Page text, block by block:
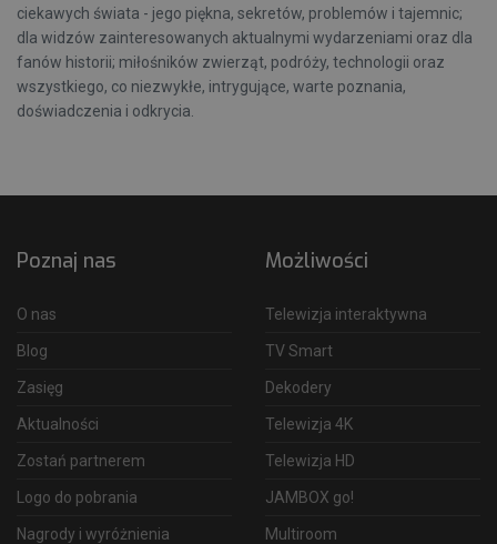
ciekawych świata - jego piękna, sekretów, problemów i tajemnic;
dla widzów zainteresowanych aktualnymi wydarzeniami oraz dla
fanów historii; miłośników zwierząt, podróży, technologii oraz
wszystkiego, co niezwykłe, intrygujące, warte poznania,
doświadczenia i odkrycia.
Poznaj nas
O nas
Blog
Zasięg
Aktualności
Zostań partnerem
Logo do pobrania
Nagrody i wyróżnienia
Możliwości
Telewizja interaktywna
TV Smart
Dekodery
Telewizja 4K
Telewizja HD
JAMBOX go!
Multiroom